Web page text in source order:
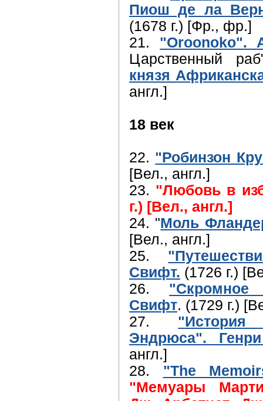
Пиош де ла
(1678 г.) [Фр., фр.]
21. "Oroonoko".
Царственный
князя
англ.]
18 век
22. "Робинзон
[Вел., англ.]
23. "Любовь в
г.) [Вел., англ.]
24. "Моль
[Вел., англ.]
25.
Свифт. (1726 г.)
26. "Скромное
Свифт. (1729 г.)
27.
Эндрюса".
англ.]
28. "The
"Мемуары